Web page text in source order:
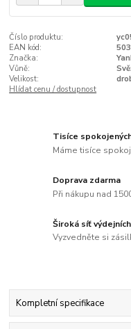
Číslo produktu:
EAN kód:
Značka:
Vůně:
Velikost:
Hlídat cenu / dostupnost
Tisíce
Máme tisíce
Doprava zdarma
Při nákupu nad
Široká síť
Vyzvedněte si
Kompletní specifikace